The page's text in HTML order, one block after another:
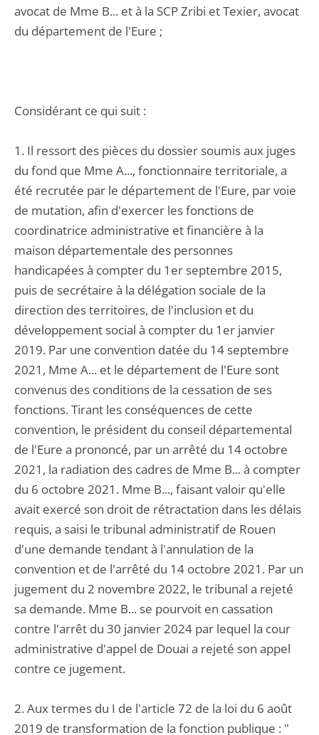
avocat de Mme B... et à la SCP Zribi et Texier, avocat
du département de l'Eure ;
Considérant ce qui suit :
1. Il ressort des pièces du dossier soumis aux juges
du fond que Mme A..., fonctionnaire territoriale, a
été recrutée par le département de l'Eure, par voie
de mutation, afin d'exercer les fonctions de
coordinatrice administrative et financière à la
maison départementale des personnes
handicapées à compter du 1er septembre 2015,
puis de secrétaire à la délégation sociale de la
direction des territoires, de l'inclusion et du
développement social à compter du 1er janvier
2019. Par une convention datée du 14 septembre
2021, Mme A... et le département de l'Eure sont
convenus des conditions de la cessation de ses
fonctions. Tirant les conséquences de cette
convention, le président du conseil départemental
de l'Eure a prononcé, par un arrêté du 14 octobre
2021, la radiation des cadres de Mme B... à compter
du 6 octobre 2021. Mme B..., faisant valoir qu'elle
avait exercé son droit de rétractation dans les délais
requis, a saisi le tribunal administratif de Rouen
d'une demande tendant à l'annulation de la
convention et de l'arrêté du 14 octobre 2021. Par un
jugement du 2 novembre 2022, le tribunal a rejeté
sa demande. Mme B... se pourvoit en cassation
contre l'arrêt du 30 janvier 2024 par lequel la cour
administrative d'appel de Douai a rejeté son appel
contre ce jugement.
2. Aux termes du I de l'article 72 de la loi du 6 août
2019 de transformation de la fonction publique : "